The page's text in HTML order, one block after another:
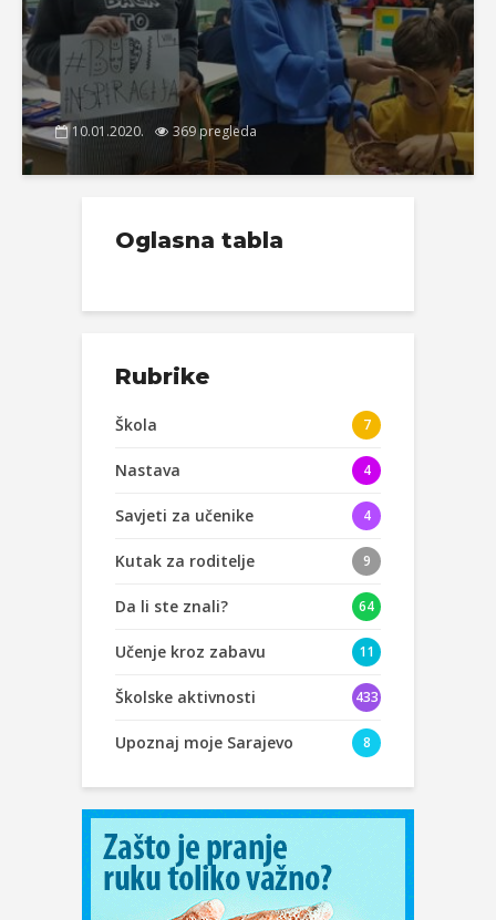
10.01.2020. 369 pregleda
Oglasna tabla
Rubrike
Škola 7
Nastava 4
Savjeti za učenike 4
Kutak za roditelje 9
Da li ste znali? 64
Učenje kroz zabavu 11
Školske aktivnosti 433
Upoznaj moje Sarajevo 8